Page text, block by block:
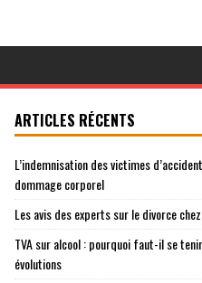
ARTICLES RÉCENTS
L’indemnisation des victimes
dommage corporel
Les avis des experts sur le divorce
TVA sur alcool : pourquoi faut-il se
évolutions